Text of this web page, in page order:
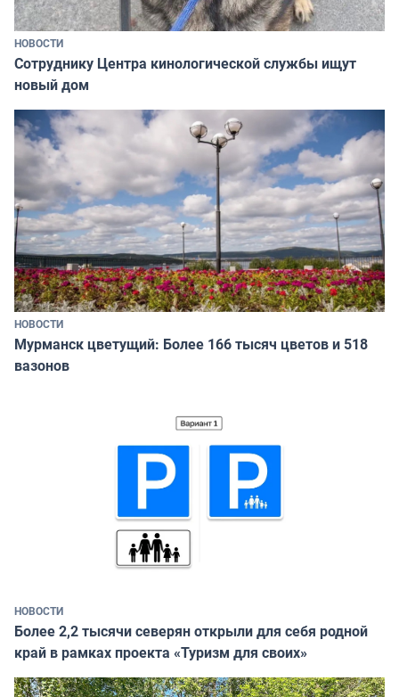
НОВОСТИ
Сотруднику Центра кинологической службы ищут
новый дом
НОВОСТИ
Мурманск цветущий: Более 166 тысяч цветов и 518
вазонов
НОВОСТИ
Более 2,2 тысячи северян открыли для себя родной
край в рамках проекта «Туризм для своих»